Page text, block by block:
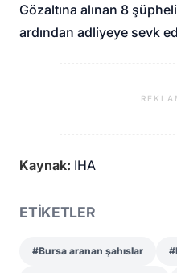
Gözaltına alınan 8
ardından adliyeye sevk
Kaynak: IHA
ETİKETLER
#Bursa aranan şahıslar